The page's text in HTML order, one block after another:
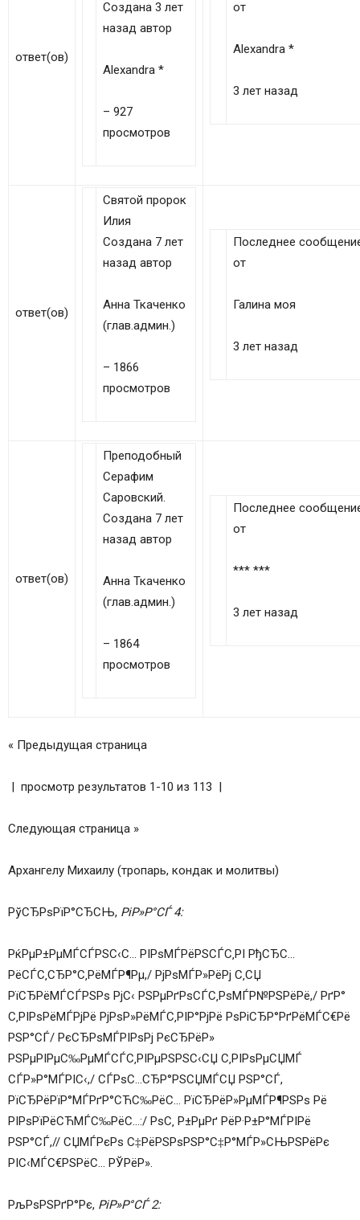
ответ(ов)
Создана 3 лет
назад автор
Alexandra *
– 927
просмотров
от
Alexandra *
3 лет назад
ответ(ов)
Святой пророк
Илия
Создана 7 лет
назад автор
Анна Ткаченко
(глав.админ.)
– 1866
просмотров
Последнее
от
Галина моя
3 лет назад
ответ(ов)
Преподобный
Серафим
Саровский.
Создана 7 лет
назад автор
Анна Ткаченко
(глав.админ.)
– 1864
просмотров
Последнее
от
*** ***
3 лет назад
« Предыдущая страница
| просмотр результатов 1-10 из 113 |
Следующая страница »
Архангелу Михаилу (тропарь, кондак и молитвы)
РўСЂРѕРїР°СЂСЊ, РіР»Р°СЃ 4:
РќРµР±РµМЃСЃРЅС‹С… РІРѕМЃРёРЅСЃС‚РІ РђСЂС…
РёСЃС‚СЂР°С‚РёМЃР¶Рµ,/ РјРѕМЃР»РёРј С‚СЏ
РїСЂРёМЃСЃРЅРѕ РјС‹ РЅРµРґРѕСЃС‚РѕМЃР№РЅРёРё,/ РґР°
С‚РІРѕРёМЃРјРё РјРѕР»РёМЃС‚РІР°РјРё РѕРіСЂР°РґРёМЃС€Рё
РЅР°СЃ/ РєСЂРѕМЃРІРѕРј РєСЂРёР»
РЅРµРІРµС‰РµМЃСЃС‚РІРµРЅРЅС‹СЏ С‚РІРѕРµСЏМЃ
СЃР»Р°МЃРІС‹,/ СЃРѕС…СЂР°РЅСЏМЃСЏ РЅР°СЃ,
РїСЂРёРїР°МЃРґР°СЋС‰РёС… РїСЂРёР»РµМЃР¶РЅРѕ Рё
РІРѕРїРёСЋМЃС‰РёС…:/ РѕС‚ Р±РµРґ РёР·Р±Р°МЃРІРё
РЅР°СЃ,// СЏМЃРєРѕ С‡РёРЅРѕРЅР°С‡Р°МЃР»СЊРЅРёРє
РІС‹МЃС€РЅРёС… РЎРёР».
РљРѕРЅРґР°Рє, РіР»Р°СЃ 2: